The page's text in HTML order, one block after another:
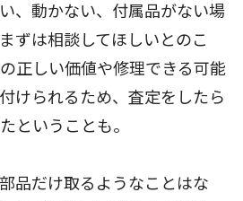
、動かない、付属品がない場
ずは相談してほしいとのこ
正しい価値や修理できる可能
けられるため、査定をしたら
ということも。
品だけ取るようなことはな